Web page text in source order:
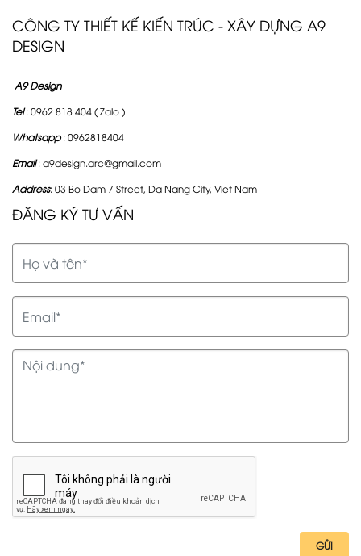
CÔNG TY THIẾT KẾ KIẾN TRÚC - XÂY DỰNG A9
DESIGN
A9 Design
Tel: 0962 818 404 ( Zalo )
Whatsapp: 0962818404
Email: a9design.arc@gmail.com
Address: 03 Bo Dam 7 Street, Da Nang City, Viet Nam
ĐĂNG KÝ TƯ VẤN